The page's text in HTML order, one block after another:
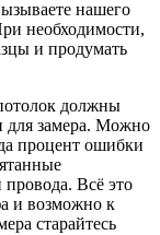
нашего
необходимости,
и продумать
должны
для замера. Можно
процент ошибки
Всё это
и возможно к
старайтесь